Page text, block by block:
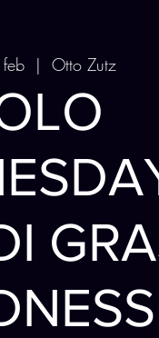
  |
Otto Zutz